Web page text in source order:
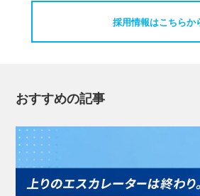
採用情報はこちらか
おすすめの記事